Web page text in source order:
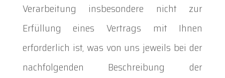
Verarbeitung insbesondere nicht zur
Erfüllung eines Vertrags mit Ihnen
erforderlich ist, was von uns jeweils bei der
nachfolgenden Beschreibung der